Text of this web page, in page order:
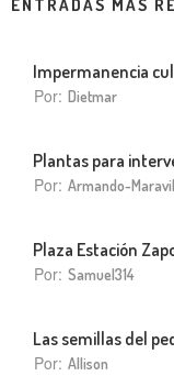
ENTRADAS MÁS
Impermanencia
Por: Dietmar
Plantas para
Por: Armando-
Plaza Estación
Por: Samuel314
Las semillas del
Por: Allison